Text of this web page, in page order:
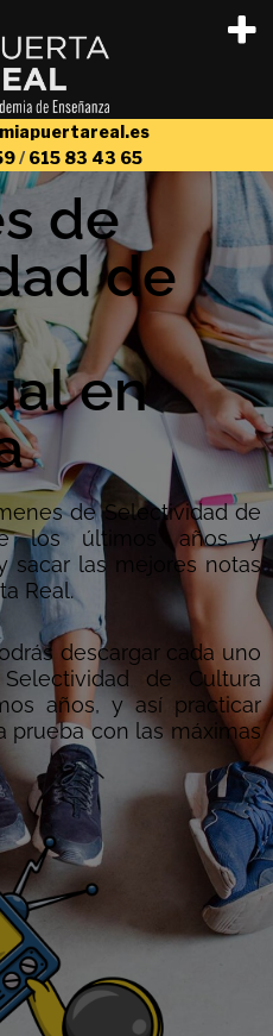
de
de
en
de Selectividad de
los últimos años y
sacar las mejores notas
Real.
descargar cada uno
de Cultura
años, y así practicar
prueba con las máximas
/ 615 83 43 65